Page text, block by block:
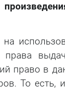
права
право в
То есть,